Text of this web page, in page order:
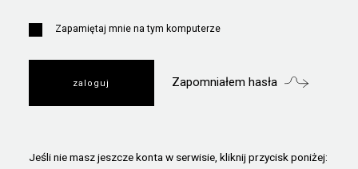
Zapamiętaj mnie na tym komputerze
Zapomniałem hasła
Jeśli nie masz jeszcze konta w serwisie, kliknij przycisk poniżej: